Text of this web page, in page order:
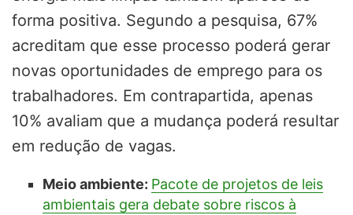
forma positiva. Segundo a pesquisa, 67%
acreditam que esse processo poderá gerar
novas oportunidades de emprego para os
trabalhadores. Em contrapartida, apenas
10% avaliam que a mudança poderá resultar
em redução de vagas.
Meio ambiente: Pacote de projetos de leis
ambientais gera debate sobre riscos à